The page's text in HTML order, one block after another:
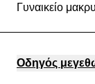
Γυναικείο
Οδηγός